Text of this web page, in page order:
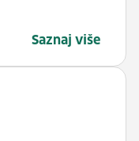
Saznaj više